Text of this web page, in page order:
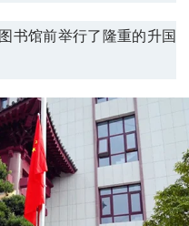
书馆前举行了隆重的升国